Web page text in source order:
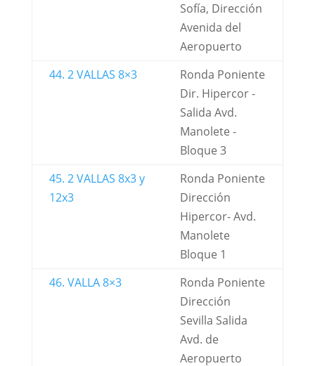
Sofía, Dirección
Avenida del
Aeropuerto
44. 2 VALLAS 8×3
Ronda Poniente
Dir. Hipercor -
Salida Avd.
Manolete -
Bloque 3
45. 2 VALLAS 8x3 y
12x3
Ronda Poniente
Dirección
Hipercor- Avd.
Manolete
Bloque 1
46. VALLA 8×3
Ronda Poniente
Dirección
Sevilla Salida
Avd. de
Aeropuerto